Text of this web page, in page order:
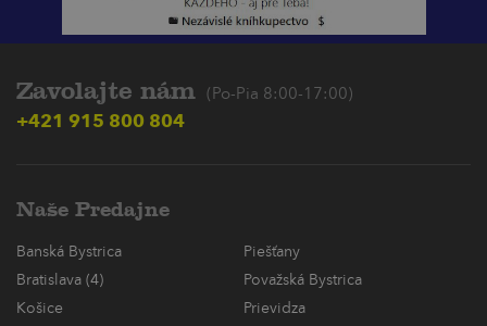
Zavolajte nám (Po-Pia 8:00-17:00)
+421 915 800 804
Naše Predajne
Banská Bystrica
Piešťany
Bratislava (4)
Považská Bystrica
Košice
Prievidza